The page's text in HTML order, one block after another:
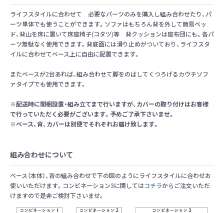
ライフスタイルに合わせて 必要なパーツのみを購入し組み合わせたり、パ
ーツ単体でも使うことができます。ソファはもちろん背を外して簡易ベッ
ド、背山を床に置いて床座椅子(コタツ)等 背クッションは座布団にも。各パ
ーツ無駄なく使用できます。背底面には滑り止めがついており、ライフスタ
イルに合わせてベース上に自由に配置できます。
またベースが2台あれば、組み合わせて脚をのばしてくつろげるカウチソフ
ァタイプでも使用できます。
※配送時に開梱設置・組み立てまで行いますが、カバーの取り付けはお客様
で行っていただく必要がございます。予めご了承下さいませ。
※ベース、背、カバーは別便でそれぞれお届け致します。
組み合わせについて
ベース（本体）、背の組み合わせで下の図のようにライフスタイルに合わせお
使いいただけます。コンビネーション3に関してはコチラからご注文いただ
けますので是非ご検討下さいませ。